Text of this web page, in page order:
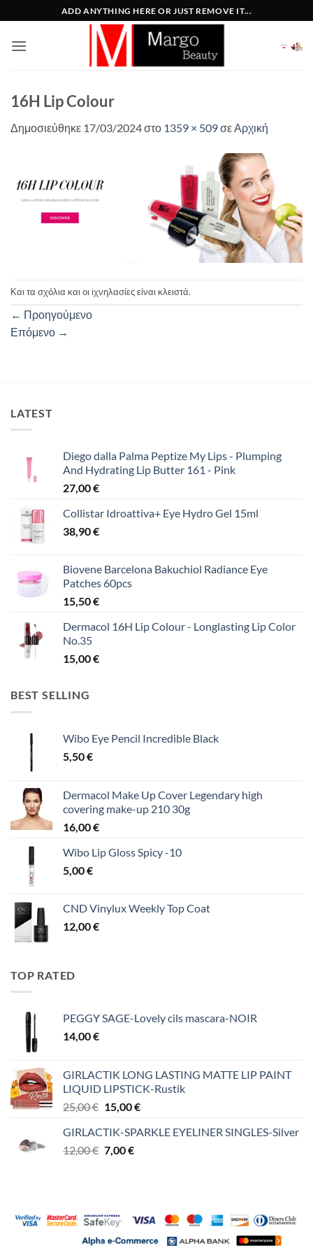
στο
περιεχόμενο
ADD ANYTHING HERE OR JUST REMOVE IT...
16H Lip Colour
Δημοσιεύθηκε 17/03/2024στο 1359 × 509σεΑρχική
Και τα σχόλια και οι ιχνηλασίες είναι κλειστά.
← Προηγούμενο
Επόμενο →
LATEST
Diego dalla Palma Peptize My Lips - Plumping
And Hydrating Lip Butter 161 - Pink
27,00€
Collistar Idroattiva+ Eye Hydro Gel 15ml
38,90€
Biovene Barcelona Bakuchiol Radiance Eye
Patches 60pcs
15,50€
Dermacol 16H Lip Colour - Longlasting Lip Color
No.35
15,00€
BEST SELLING
Wibo Eye Pencil Incredible Black
5,50€
Dermacol Make Up Cover Legendary high
covering make-up 210 30g
16,00€
Wibo Lip Gloss Spicy -10
5,00€
CND Vinylux Weekly Top Coat
12,00€
TOP RATED
PEGGY SAGE-Lovely cils mascara-NOIR
14,00€
GIRLACTIK LONG LASTING MATTE LIP PAINT
LIQUID LIPSTICK-Rustik
25,00€ Original
was:
25,00 €.
15,00€Η
τιμή
GIRLACTIK-SPARKLE EYELINER SINGLES-Silver
12,00€ Original
7,00€Η